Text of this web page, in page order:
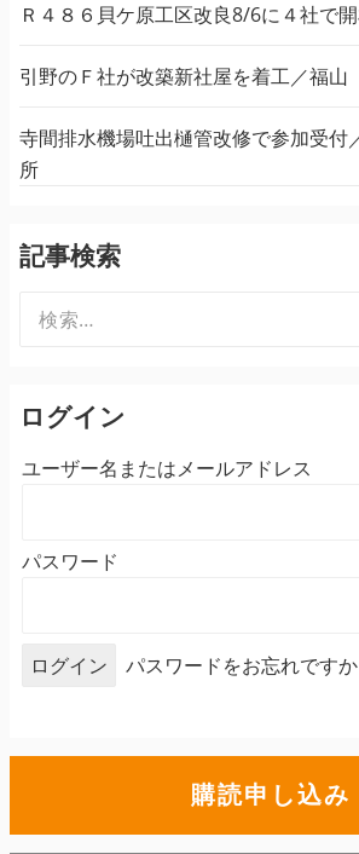
Ｒ４８６貝ケ原工区改良8/6に４社で
引野のＦ社が改築新社屋を着工／福山
寺間排水機場吐出樋管改修で参加受付
所
記事検索
索:
ログイン
ユーザー名またはメールアドレス
パスワード
パスワードをお忘れですか
購読申し込み